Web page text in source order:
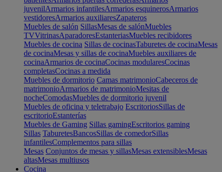
juvenilArmarios infantilesArmarios esquinerosArmarios
vestidoresArmarios auxiliaresZapateros
Muebles de salón SillasMesas de salónMuebles
TVVitrinasAparadoresEstanteriasMuebles recibidores
Muebles de cocina Sillas de cocinasTaburetes de cocinaMesas
de cocinaMesas y sillas de cocinaMuebles auxiliares de
cocinaArmarios de cocinaCocinas modularesCocinas
completasCocinas a medida
Muebles de dormitorio Camas matrimonioCabeceros de
matrimonioArmarios de matrimonioMesitas de
nocheComodasMuebles de dormitorio juvenil
Muebles de oficina y teletrabajo EscritoriosSillas de
escritorioEstanterías
Muebles de Gaming Sillas gamingEscritorios gaming
Sillas TaburetesBancosSillas de comedorSillas
infantilesComplementos para sillas
Mesas Conjuntos de mesas y sillasMesas extensiblesMesas
altasMesas multiusos
Cocina